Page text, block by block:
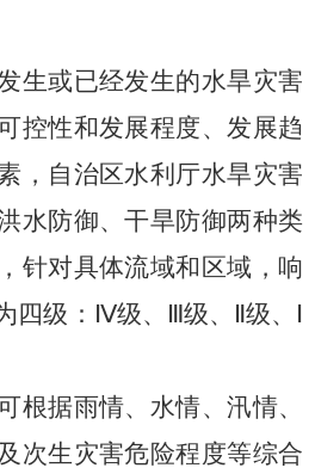
生或已经发生的水旱灾害
控性和发展程度、发展趋
，自治区水利厅水旱灾害
水防御、干旱防御两种类
针对具体流域和区域，响
四级： Ⅳ级、 级、 级、
根据雨情、水情、汛情、
次生灾害危险程度等综合